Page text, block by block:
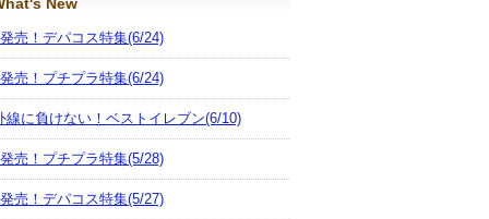
New
売！デパコス特集(6/24)
売！プチプラ特集(6/24)
線に負けない！ベストイレブン(6/10)
売！プチプラ特集(5/28)
売！デパコス特集(5/27)